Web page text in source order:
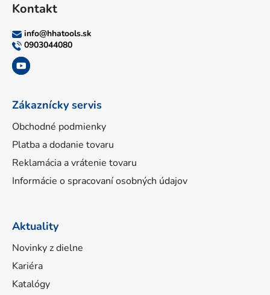
Kontakt
info@hhatools.sk
0903044080
Zákaznícky servis
Obchodné podmienky
Platba a dodanie tovaru
Reklamácia a vrátenie tovaru
Informácie o spracovaní osobných údajov
Aktuality
Novinky z dielne
Kariéra
Katalógy